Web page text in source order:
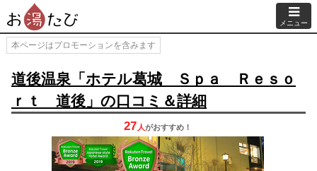
メニュー
本ページはプロモーションを含みます
道後温泉「ホテル葛城 Ｓｐａ Ｒｅｓｏ
ｒｔ 道後」の口コミ＆詳細
27 人がおすすめ！